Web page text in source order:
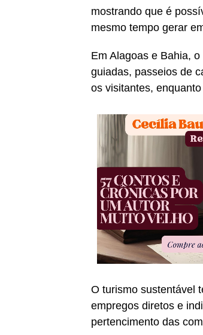
mostrando que é
mesmo tempo gerar
Em Alagoas e Bahia,
guiadas, passeios de
os visitantes,
O turismo sustentável
empregos diretos e
pertencimento das